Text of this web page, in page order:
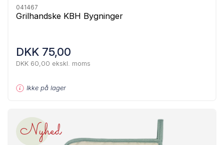
041467
Grilhandske KBH Bygninger
DKK 75,00
DKK 60,00 ekskl. moms
Ikke på lager
Nyhed